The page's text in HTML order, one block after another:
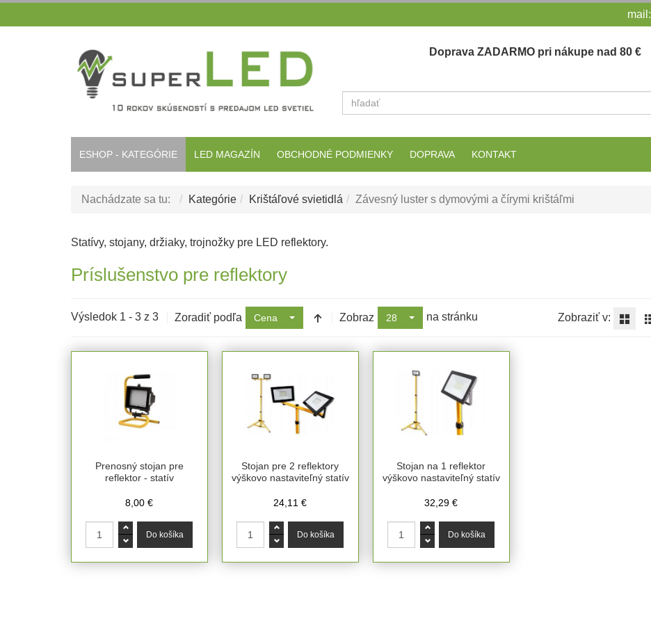
mail:
Doprava ZADARMO pri nákupe nad 80 €
Vyhľadať
ESHOP - KATEGÓRIE LED MAGAZÍN OBCHODNÉ PODMIENKY DOPRAVA KONTAKT
Nachádzate sa tu: Kategórie Krištáľové svietidlá Závesný luster s dymovými a čírymi krištáľmi
Statívy, stojany, držiaky, trojnožky pre LED reflektory.
Príslušenstvo pre reflektory
Výsledok 1 - 3 z 3 Zoradiť podľa Cena Zobraz 28 na stránku Zobraziť v:
Prenosný stojan pre
reflektor - statív
8,00 €
Stojan pre 2 reflektory
výškovo nastaviteľný statív
24,11 €
Stojan na 1 reflektor
výškovo nastaviteľný statív
32,29 €